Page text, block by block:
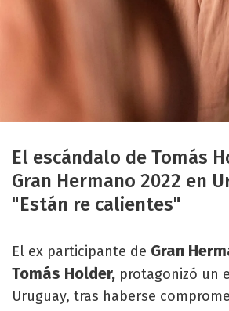
El escándalo de Tomás
Gran Hermano 2022 en
"Están re calientes"
El ex participante de Gran
Tomás Holder, protagonizó un
Uruguay, tras haberse